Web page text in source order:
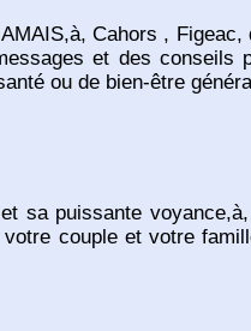
Cahors , Figeac,
et des conseils
ou de bien-être
sa puissante
couple et votre